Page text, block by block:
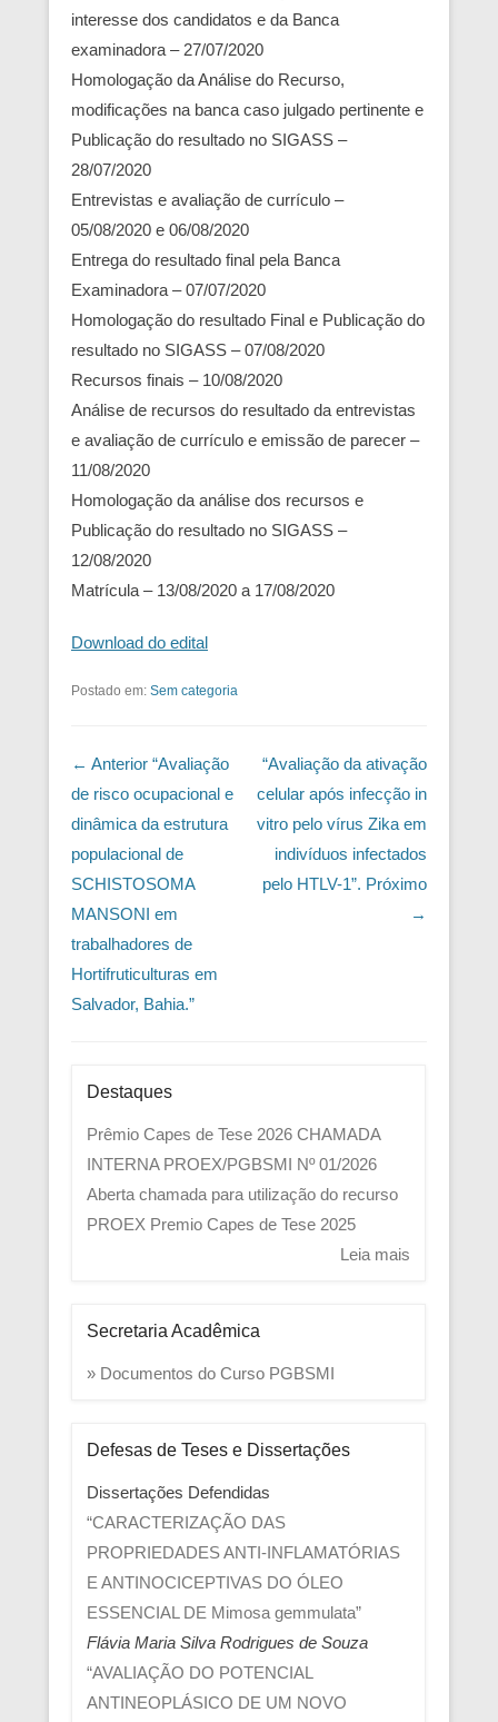
interesse dos candidatos e da Banca
examinadora – 27/07/2020
Homologação da Análise do Recurso,
modificações na banca caso julgado pertinente e
Publicação do resultado no SIGASS –
28/07/2020
Entrevistas e avaliação de currículo –
05/08/2020 e 06/08/2020
Entrega do resultado final pela Banca
Examinadora – 07/07/2020
Homologação do resultado Final e Publicação do
resultado no SIGASS – 07/08/2020
Recursos finais – 10/08/2020
Análise de recursos do resultado da entrevistas
e avaliação de currículo e emissão de parecer –
11/08/2020
Homologação da análise dos recursos e
Publicação do resultado no SIGASS –
12/08/2020
Matrícula – 13/08/2020 a 17/08/2020
Download do edital
Postado em: Sem categoria
Navegação das Postagens
← Anterior “Avaliação
de risco ocupacional e
dinâmica da estrutura
populacional de
SCHISTOSOMA
MANSONI em
trabalhadores de
Hortifruticulturas em
Salvador, Bahia.”
“Avaliação da ativação
celular após infecção in
vitro pelo vírus Zika em
indivíduos infectados
pelo HTLV-1”. Próximo
→
Destaques
Prêmio Capes de Tese 2026 CHAMADA
INTERNA PROEX/PGBSMI Nº 01/2026
Aberta chamada para utilização do recurso
PROEX Premio Capes de Tese 2025
Leia mais
Secretaria Acadêmica
» Documentos do Curso PGBSMI
Defesas de Teses e Dissertações
Dissertações Defendidas
“CARACTERIZAÇÃO DAS
PROPRIEDADES ANTI-INFLAMATÓRIAS
E ANTINOCICEPTIVAS DO ÓLEO
ESSENCIAL DE Mimosa gemmulata”
Flávia Maria Silva Rodrigues de Souza
“AVALIAÇÃO DO POTENCIAL
ANTINEOPLÁSICO DE UM NOVO